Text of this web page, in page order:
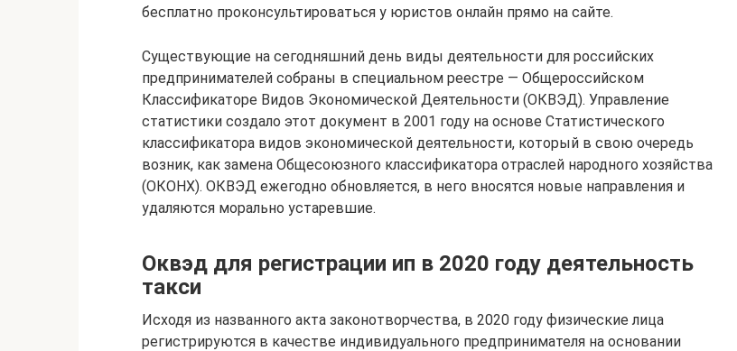
бесплатно проконсультироваться у юристов онлайн прямо на сайте.
Существующие на сегодняшний день виды деятельности для российских
предпринимателей собраны в специальном реестре — Общероссийском
Классификаторе Видов Экономической Деятельности (ОКВЭД). Управление
статистики создало этот документ в 2001 году на основе Статистического
классификатора видов экономической деятельности, который в свою очередь
возник, как замена Общесоюзного классификатора отраслей народного хозяйства
(ОКОНХ). ОКВЭД ежегодно обновляется, в него вносятся новые направления и
удаляются морально устаревшие.
Оквэд для регистрации ип в 2020 году деятельность
такси
Исходя из названного акта законотворчества, в 2020 году физические лица
регистрируются в качестве индивидуального предпринимателя на основании